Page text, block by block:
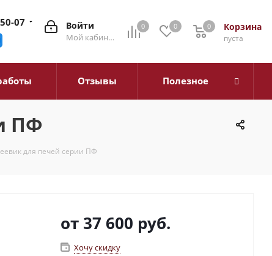
0 0 Корзина
0
пуста
0
Войти
Мой кабинет
07
Отзывы Полезное
ПФ
для печей серии ПФ
от 37 600 руб.
Хочу скидку